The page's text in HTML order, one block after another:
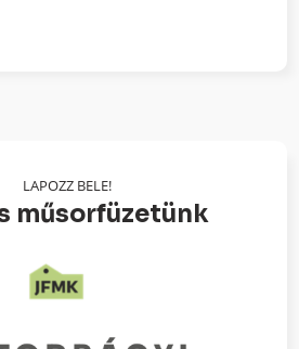
LAPOZZ BELE!
műsorfüzetünk